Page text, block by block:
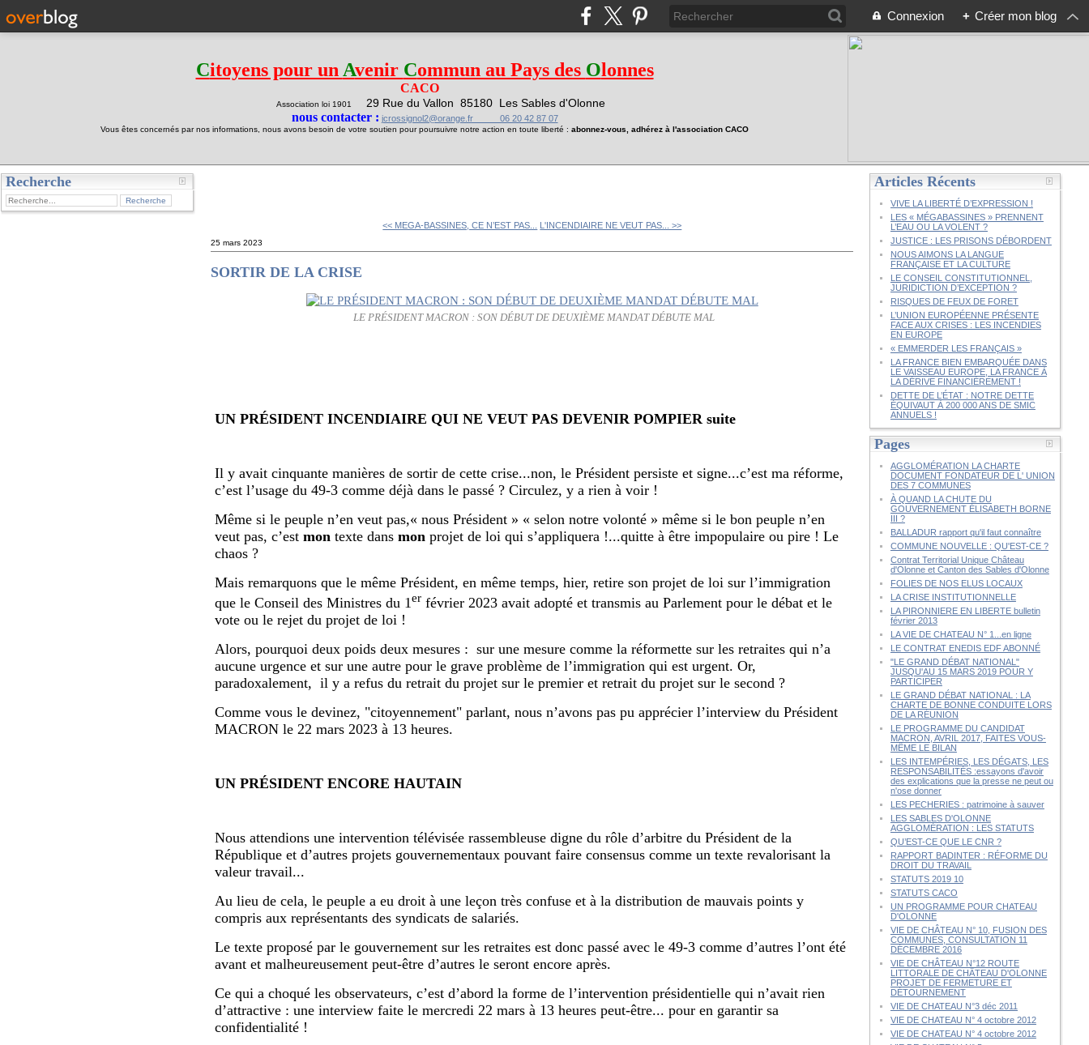
Connexion + Créer mon blog
Citoyens pour un Avenir Commun au Pays des Olonnes
CACO
Association loi 1901 29 Rue du Vallon 85180 Les Sables d'Olonne
nous contacter : jcrossignol2@orange.fr 06 20 42 87 07
Vous êtes concernés par nos informations, nous avons besoin de votre soutien pour poursuivre notre action en toute liberté : abonnez-vous, adhérez à l'association CACO
Recherche
<< MEGA-BASSINES, CE N’EST PAS... L'INCENDIAIRE NE VEUT PAS... >>
25 mars 2023
SORTIR DE LA CRISE
LE PRÉSIDENT MACRON : SON DÉBUT DE DEUXIÈME MANDAT DÉBUTE MAL
UN PRÉSIDENT INCENDIAIRE QUI NE VEUT PAS DEVENIR POMPIER suite
Il y avait cinquante manières de sortir de cette crise...non, le Président persiste et signe...c’est ma réforme,
c’est l’usage du 49-3 comme déjà dans le passé ? Circulez, y a rien à voir !
Même si le peuple n’en veut pas,« nous Président » « selon notre volonté » même si le bon peuple n’en
veut pas, c’estmon texte dansmon projet de loi qui s’appliquera !...quitte à être impopulaire ou pire ! Le
chaos ?
Mais remarquons que le même Président, en même temps, hier, retire son projet de loi sur l’immigration
que le Conseil des Ministres du 1er février 2023 avait adopté et transmis au Parlement pour le débat et le
vote ou le rejet du projet de loi !
Alors, pourquoi deux poids deux mesures : sur une mesure comme la réformette sur les retraites qui n’a
aucune urgence et sur une autre pour le grave problème de l’immigration qui est urgent. Or,
paradoxalement, il y a refus du retrait du projet sur le premier et retrait du projet sur le second ?
Comme vous le devinez, "citoyennement" parlant, nous n’avons pas pu apprécier l’interview du Président
MACRON le 22 mars 2023 à 13 heures.
UN PRÉSIDENT ENCORE HAUTAIN
Nous attendions une intervention télévisée rassembleuse digne du rôle d’arbitre du Président de la
République et d’autres projets gouvernementaux pouvant faire consensus comme un texte revalorisant la
valeur travail...
Au lieu de cela, le peuple a eu droit à une leçon très confuse et à la distribution de mauvais points y
compris aux représentants des syndicats de salariés.
Le texte proposé par le gouvernement sur les retraites est donc passé avec le 49-3 comme d’autres l’ont été
avant et malheureusement peut-être d’autres le seront encore après.
Ce qui a choqué les observateurs, c’est d’abord la forme de l’intervention présidentielle qui n’avait rien
d’attractive : une interview faite le mercredi 22 mars à 13 heures peut-être... pour en garantir sa
confidentialité !
Articles Récents
VIVE LA LIBERTÉ D’EXPRESSION !
LES « MÉGABASSINES » PRENNENT
L’EAU OU LA VOLENT ?
JUSTICE : LES PRISONS DÉBORDENT
NOUS AIMONS LA LANGUE
FRANÇAISE ET LA CULTURE
LE CONSEIL CONSTITUTIONNEL,
JURIDICTION D’EXCEPTION ?
RISQUES DE FEUX DE FORET
L’UNION EUROPÉENNE PRÉSENTE
FACE AUX CRISES : LES INCENDIES
EN EUROPE
« EMMERDER LES FRANÇAIS »
LA FRANCE BIEN EMBARQUÉE DANS
LE VAISSEAU EUROPE, LA FRANCE À
LA DÉRIVE FINANCIÈREMENT !
DETTE DE L’ÉTAT : NOTRE DETTE
ÉQUIVAUT À 200 000 ANS DE SMIC
ANNUELS !
Pages
AGGLOMÉRATION LA CHARTE
DOCUMENT FONDATEUR DE L' UNION
DES 7 COMMUNES
À QUAND LA CHUTE DU
GOUVERNEMENT ÉLISABETH BORNE
III ?
BALLADUR rapport qu'il faut connaître
COMMUNE NOUVELLE : QU'EST-CE ?
Contrat Territorial Unique Château
d'Olonne et Canton des Sables d'Olonne
FOLIES DE NOS ELUS LOCAUX
LA CRISE INSTITUTIONNELLE
LA PIRONNIERE EN LIBERTE bulletin
février 2013
LA VIE DE CHATEAU N° 1...en ligne
LE CONTRAT ENEDIS EDF ABONNÉ
"LE GRAND DÉBAT NATIONAL"
JUSQU'AU 15 MARS 2019 POUR Y
PARTICIPER
LE GRAND DÉBAT NATIONAL : LA
CHARTE DE BONNE CONDUITE LORS
DE LA RÉUNION
LE PROGRAMME DU CANDIDAT
MACRON, AVRIL 2017, FAITES VOUS-
MÊME LE BILAN
LES INTEMPÉRIES, LES DÉGATS, LES
RESPONSABILITÉS :essayons d'avoir
des explications que la presse ne peut ou
n'ose donner
LES PECHERIES : patrimoine à sauver
LES SABLES D'OLONNE
AGGLOMÉRATION : LES STATUTS
QU’EST-CE QUE LE CNR ?
RAPPORT BADINTER : RÉFORME DU
DROIT DU TRAVAIL
STATUTS 2019 10
STATUTS CACO
UN PROGRAMME POUR CHATEAU
D'OLONNE
VIE DE CHÂTEAU N° 10, FUSION DES
COMMUNES, CONSULTATION 11
DÉCEMBRE 2016
VIE DE CHÂTEAU N°12 ROUTE
LITTORALE DE CHÂTEAU D'OLONNE
PROJET DE FERMETURE ET
DÉTOURNEMENT
VIE DE CHATEAU N°3 déc 2011
VIE DE CHATEAU N° 4 octobre 2012
VIE DE CHATEAU N° 4 octobre 2012